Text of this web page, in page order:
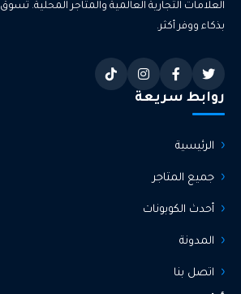
العلامات التجارية العالمية والمتاجر المحلية. تسوق
بذكاء ووفر أكثر.
روابط سريعة
الرئيسية
جميع المتاجر
أحدث الكوبونات
المدونة
اتصل بنا